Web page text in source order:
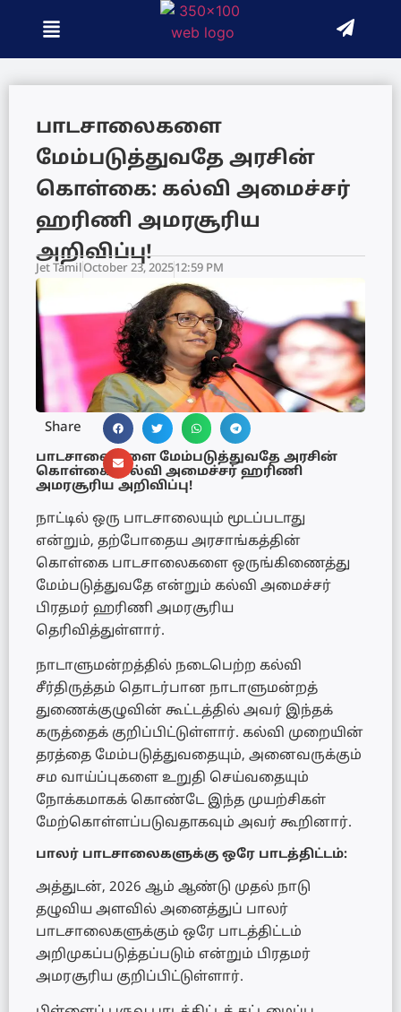
பாடசாலைகளை
மேம்படுத்துவதே அரசின்
கொள்கை: கல்வி அமைச்சர்
ஹரிணி அமரசூரிய
அறிவிப்பு!
Jet TamilOctober 23, 202512:59 PM
Share
பாடசாலைகளை மேம்படுத்துவதே அரசின்
கொள்கை: கல்வி அமைச்சர் ஹரிணி
அமரசூரிய அறிவிப்பு!
நாட்டில் ஒரு பாடசாலையும் மூடப்படாது
என்றும், தற்போதைய அரசாங்கத்தின்
கொள்கை பாடசாலைகளை ஒருங்கிணைத்து
மேம்படுத்துவதே என்றும் கல்வி அமைச்சர்
பிரதமர் ஹரிணி அமரசூரிய
தெரிவித்துள்ளார்.
நாடாளுமன்றத்தில் நடைபெற்ற கல்வி
சீர்திருத்தம் தொடர்பான நாடாளுமன்றத்
துணைக்குழுவின் கூட்டத்தில் அவர் இந்தக்
கருத்தைக் குறிப்பிட்டுள்ளார். கல்வி முறையின்
தரத்தை மேம்படுத்துவதையும், அனைவருக்கும்
சம வாய்ப்புகளை உறுதி செய்வதையும்
நோக்கமாகக் கொண்டே இந்த முயற்சிகள்
மேற்கொள்ளப்படுவதாகவும் அவர் கூறினார்.
பாலர் பாடசாலைகளுக்கு ஒரே பாடத்திட்டம்:
அத்துடன், 2026 ஆம் ஆண்டு முதல் நாடு
தழுவிய அளவில் அனைத்துப் பாலர்
பாடசாலைகளுக்கும் ஒரே பாடத்திட்டம்
அறிமுகப்படுத்தப்படும் என்றும் பிரதமர்
அமரசூரிய குறிப்பிட்டுள்ளார்.